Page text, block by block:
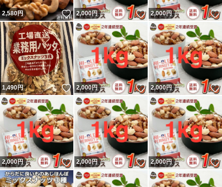
2,580円 いいね！
2,000円 いいね！
2,000円
1,490円 いいね！
2,000円 いいね！
2,000円
2,000円 いいね！
2,000円 いいね！
2,000円